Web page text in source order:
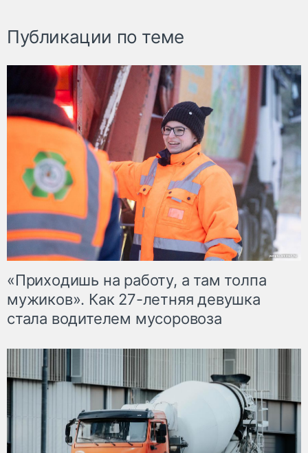
Публикации по теме
«Приходишь на работу, а там толпа
мужиков». Как 27-летняя девушка
стала водителем мусоровоза